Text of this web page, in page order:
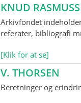
KNUD
Arkivfondet
referater, bibliografi
[Klik for at se]
V. THORSEN
Beretninger og